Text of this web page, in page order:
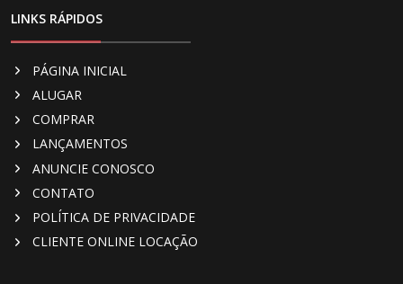
LINKS RÁPIDOS
PÁGINA INICIAL
ALUGAR
COMPRAR
LANÇAMENTOS
ANUNCIE CONOSCO
CONTATO
POLÍTICA DE PRIVACIDADE
CLIENTE ONLINE LOCAÇÃO